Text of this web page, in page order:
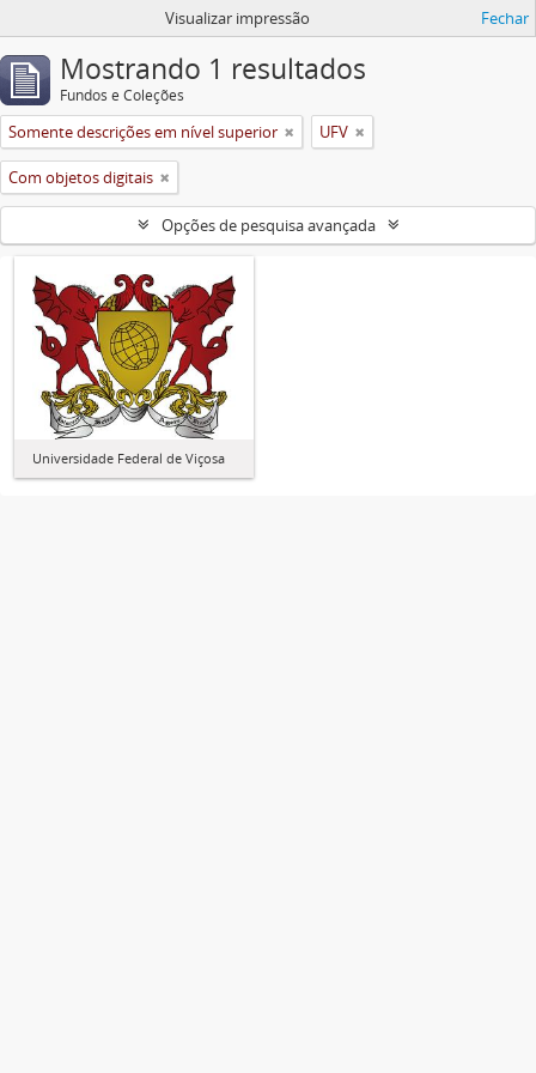
Visualizar impressão Fechar
Mostrando 1 resultados
Fundos e Coleções
Somente descrições em nível superior UFV
Com objetos digitais
Opções de pesquisa avançada
Universidade Federal de Viçosa